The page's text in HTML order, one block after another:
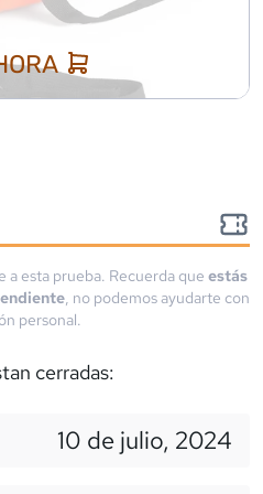
a esta prueba. Recuerda que estás
, no podemos ayudarte con
personal.
cerradas:
10 de julio, 2024